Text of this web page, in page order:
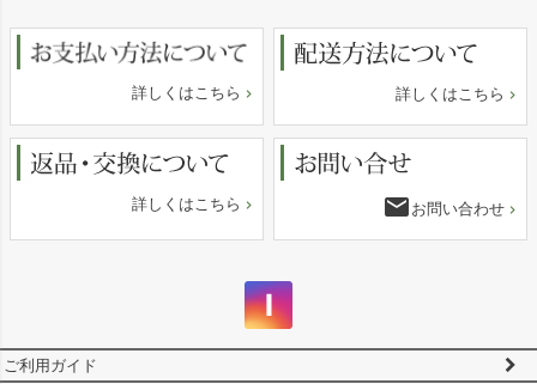
詳しくはこちら 詳しくはこちら
詳しくはこちら email お問い合わせ
ご利用ガイド